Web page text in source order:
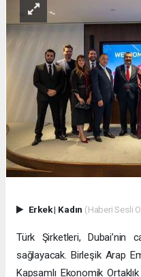
Erkek| Kadın (Haberi Sesli
Türk Şirketleri, Dubai’nin
sağlayacak. Birleşik Arap
Kapsamlı Ekonomik